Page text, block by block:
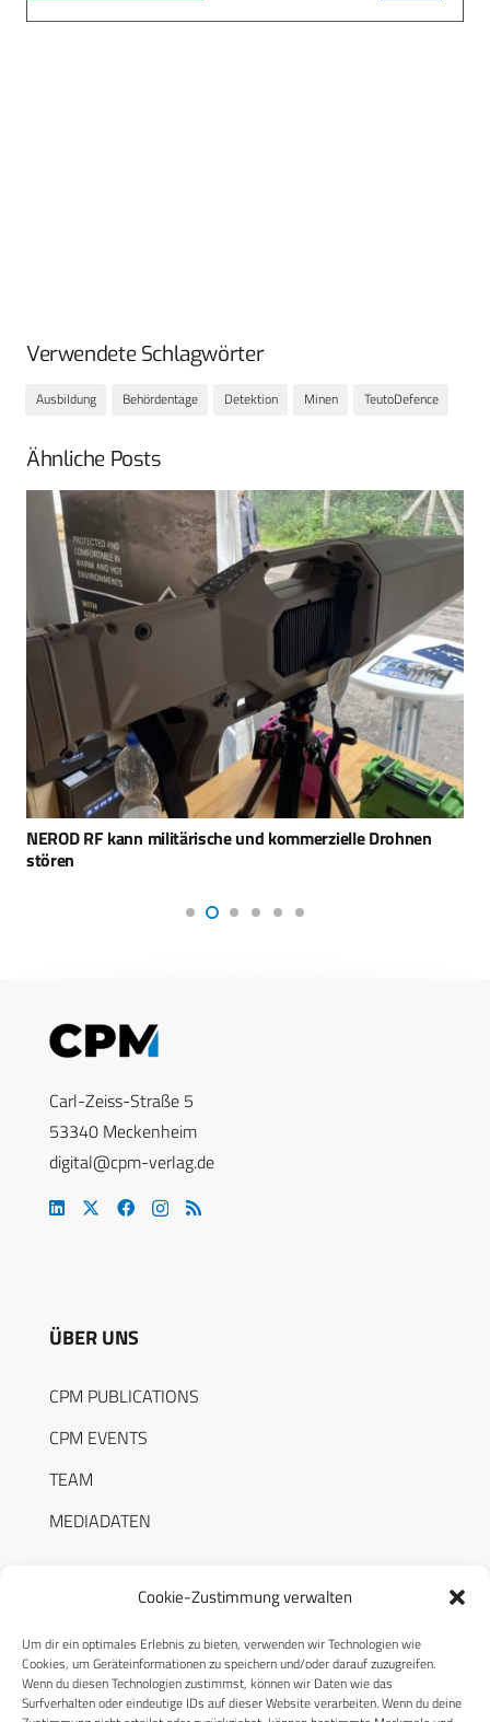
Cookie-Zustimmung verwalten
Um dir ein optimales Erlebnis zu bieten, verwenden wir Technologien wie
Cookies, um Geräteinformationen zu speichern und/oder darauf zuzugreifen.
Wenn du diesen Technologien zustimmst, können wir Daten wie das
Surfverhalten oder eindeutige IDs auf dieser Website verarbeiten. Wenn du deine
Verwendete Schlagwörter
Ausbildung Behördentage Detektion Minen TeutoDefence
Ähnliche Posts
NEROD RF kann militärische und kommerzielle Drohnen
stören
Carl-Zeiss-Straße 5
53340 Meckenheim
digital@cpm-verlag.de
ÜBER UNS
CPM PUBLICATIONS
CPM EVENTS
TEAM
MEDIADATEN
RECHTLICHES
Datenschutzerklärung